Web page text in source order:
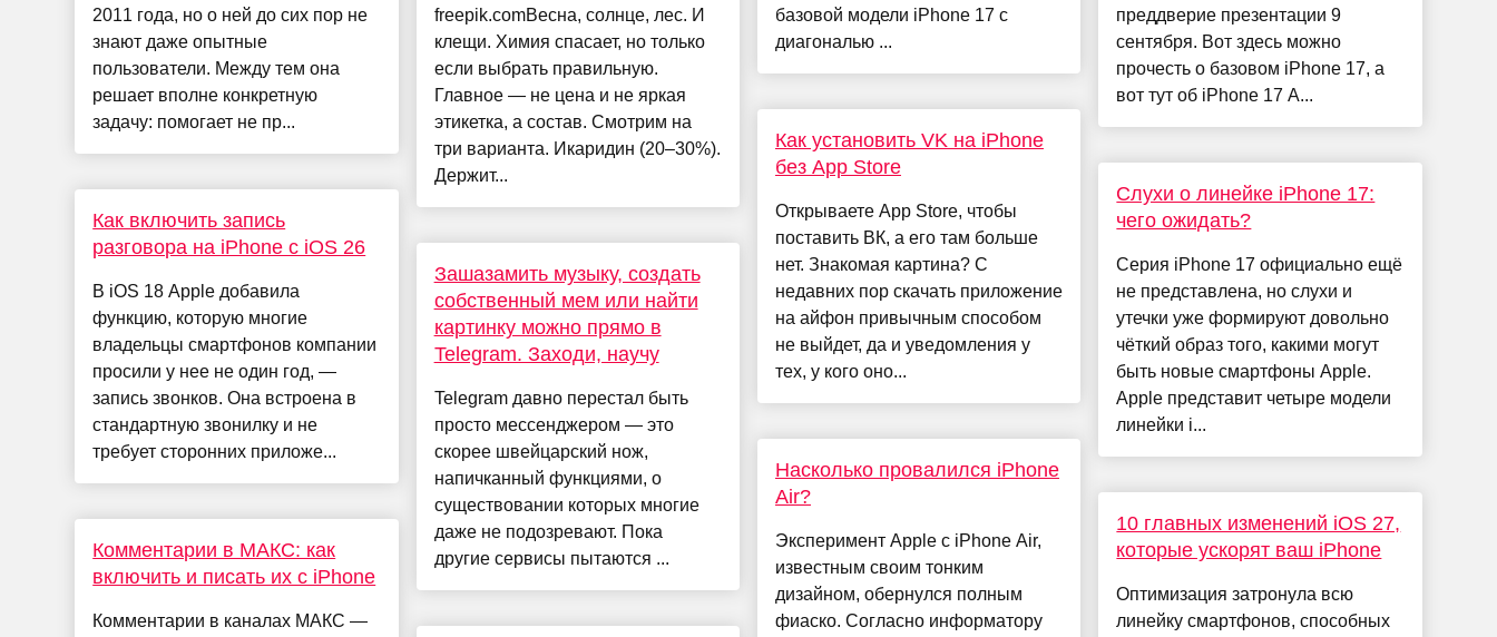
2011 года, но о ней до сих пор не
знают даже опытные
пользователи. Между тем она
решает вполне конкретную
задачу: помогает не пр...
Как включить запись
разговора на iPhone c iOS 26
В iOS 18 Apple добавила
функцию, которую многие
владельцы смартфонов компании
просили у нее не один год, —
запись звонков. Она встроена в
стандартную звонилку и не
требует сторонних приложе...
Комментарии в МАКС: как
включить и писать их с iPhone
Комментарии в каналах МАКС —
freepik.comВесна, солнце, лес. И
клещи. Химия спасает, но только
если выбрать правильную.
Главное — не цена и не яркая
этикетка, а состав. Смотрим на
три варианта. Икаридин (20–30%).
Держит...
Зашазамить музыку, создать
собственный мем или найти
картинку можно прямо в
Telegram. Заходи, научу
Telegram давно перестал быть
просто мессенджером — это
скорее швейцарский нож,
напичканный функциями, о
существовании которых многие
даже не подозревают. Пока
другие сервисы пытаются ...
базовой модели iPhone 17 с
диагональю ...
Как установить VK на iPhone
без App Store
Открываете App Store, чтобы
поставить ВК, а его там больше
нет. Знакомая картина? С
недавних пор скачать приложение
на айфон привычным способом
не выйдет, да и уведомления у
тех, у кого оно...
Насколько провалился iPhone
Air?
Эксперимент Apple с iPhone Air,
известным своим тонким
дизайном, обернулся полным
фиаско. Согласно информатору
преддверие презентации 9
сентября. Вот здесь можно
прочесть о базовом iPhone 17, а
вот тут об iPhone 17 A...
Слухи о линейке iPhone 17:
чего ожидать?
Серия iPhone 17 официально ещё
не представлена, но слухи и
утечки уже формируют довольно
чёткий образ того, какими могут
быть новые смартфоны Apple.
Apple представит четыре модели
линейки i...
10 главных изменений iOS 27,
которые ускорят ваш iPhone
Оптимизация затронула всю
линейку смартфонов, способных